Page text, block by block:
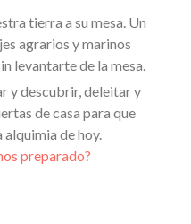
tierra a su mesa. Un
agrarios y marinos
levantarte de la mesa.
y descubrir, deleitar y
de casa para que
de hoy.
preparado?